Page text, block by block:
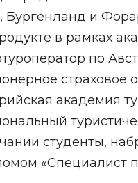
Бургенланд и
в рамках
по
страховое
академия
студенты,
«Специалист